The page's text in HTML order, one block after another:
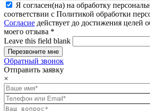
Я согласен(на) на обработку
соответствии с Политикой обработки
Согласие действует до достижения целей
моего отзыва *
Leave this field blank
Обратный звонок
Отправить заявку
×